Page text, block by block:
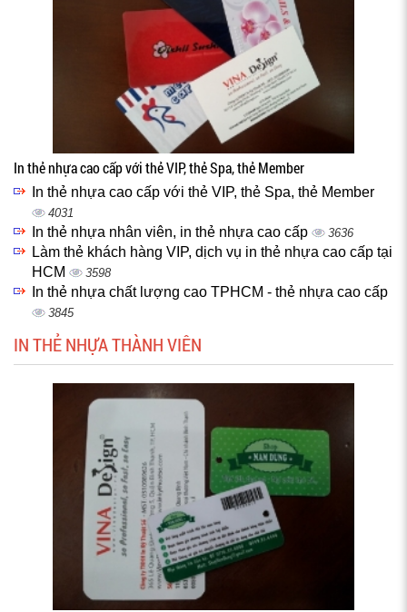
In thẻ nhựa cao cấp với thẻ VIP, thẻ Spa, thẻ Member
In thẻ nhựa cao cấp với thẻ VIP, thẻ Spa, thẻ Member
4031
In thẻ nhựa nhân viên, in thẻ nhựa cao cấp 3636
Làm thẻ khách hàng VIP, dịch vụ in thẻ nhựa cao cấp tại
HCM
3598
In thẻ nhựa chất lượng cao TPHCM - thẻ nhựa cao cấp
3845
IN THẺ NHỰA THÀNH VIÊN